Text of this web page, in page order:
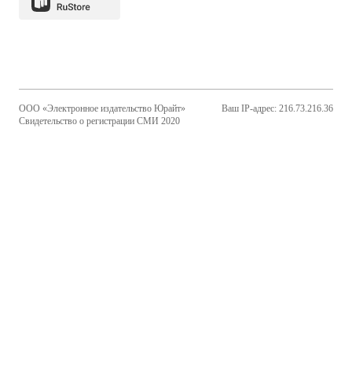
ООО «Электронное издательство Юрайт»
Свидетельство о регистрации СМИ 2020
Ваш IP-адрес: 216.73.216.36